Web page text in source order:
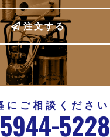
注文する
にご相談ください
5944-5228